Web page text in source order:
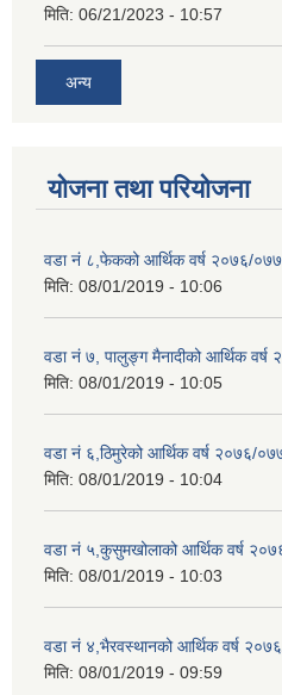
मिति: 06/21/2023 - 10:57
अन्य
योजना तथा परियोजना
वडा नं ८,फेकको आर्थिक वर्ष २०७६/
मिति: 08/01/2019 - 10:06
वडा नं ७, पालुङ्ग मैनादीको आर्थिक
मिति: 08/01/2019 - 10:05
वडा नं ६,ठिमुरेको आर्थिक वर्ष २०७६/
मिति: 08/01/2019 - 10:04
वडा नं ५,कुसुमखोलाको आर्थिक वर्ष
मिति: 08/01/2019 - 10:03
वडा नं ४,भैरवस्थानको आर्थिक वर्ष
मिति: 08/01/2019 - 09:59